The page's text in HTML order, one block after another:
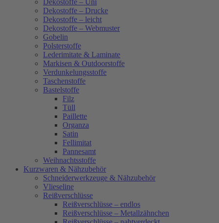
Dekostoffe – Uni
Dekostoffe – Drucke
Dekostoffe – leicht
Dekostoffe – Webmuster
Gobelin
Polsterstoffe
Lederimitate & Laminate
Markisen & Outdoorstoffe
Verdunkelungsstoffe
Taschenstoffe
Bastelstoffe
Filz
Tüll
Paillette
Organza
Satin
Fellimitat
Pannesamt
Weihnachtsstoffe
Kurzwaren & Nähzubehör
Schneiderwerkzeuge & Nähzubehör
Vlieseline
Reißverschlüsse
Reißverschlüsse – endlos
Reißverschlüsse – Metallzähnchen